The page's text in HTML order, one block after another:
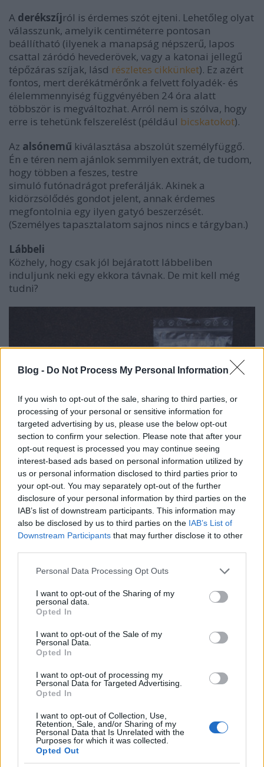
Blog - Do Not Process My Personal Information
If you wish to opt-out of the sale, sharing to third parties, or
processing of your personal or sensitive information for
targeted advertising by us, please use the below opt-out
section to confirm your selection. Please note that after your
opt-out request is processed you may continue seeing
interest-based ads based on personal information utilized by
us or personal information disclosed to third parties prior to
your opt-out. You may separately opt-out of the further
disclosure of your personal information by third parties on the
IAB’s list of downstream participants. This information may
also be disclosed by us to third parties on the IAB’s List of
Downstream Participants that may further disclose it to other
Please note that this website/app uses one or more Google
not limited to your visit or usage behaviour. You may click to
grant or deny consent to Google and its third-party tags to
use your data for below specified purposes in below Google
consent section.
Personal Data Processing Opt Outs
I want to opt-out of the Sharing of my
personal data.
Opted In
I want to opt-out of the Sale of my
Personal Data.
Opted In
I want to opt-out of processing my
Personal Data for Targeted Advertising.
Opted In
I want to opt-out of Collection, Use,
Retention, Sale, and/or Sharing of my
Personal Data that Is Unrelated with the
Purposes for which it was collected.
Opted Out
A derékszíjról is érdemes szót ejteni. Lehetőleg olyat
válasszunk, amelyik centiméterre pontosan
beállítható (ilyenek a manapság népszerű, lapos
csattal záródó hevederövek, vagy a katonai jellegű
tépőzáras szíjak, lásd részletes cikkünket). Ez azért
fontos, mert derékátmérőnk a felvett folyadék- és
élelemmennyiség függvényében 24 óra alatt
többször is megváltozhat. Arról nem is szólva, hogy
erre is tehetünk felszerelést (például bicskatokot).
Az alsónemű kiválasztása abszolút személyfüggő.
Én e téren nem ajánlok semmilyen extrát, de tudom,
hogy többen a feszes, testre
simuló futónadrágot preferálják. Akinek a
kidörzsölődés gondot jelent, annak érdemes
megfontolnia egy ilyen gatyó beszerzését.
(Személyes tapasztalatom sajnos nincs e tárgyban.)
Lábbeli
Közhely, hogy csak jól bejáratott lábbeliben
induljunk neki egy ekkora távnak. De mit kell még
tudni?
A lábbeli típusa már sok vita tárgya volt, mivel
egyesek a könnyű sport- vagy túracipőre esküsznek,
míg mások a túrabakancsok mellett teszik le a
voksukat. Megint csak saját tapasztalataimra
talpú, de nem feltétlenül a legnehezebb
túrabakancsot viseljük. Ennek oka a terep
bizony hol ilyen, hol olyan az ösvények és utak
minősége. Járunk többek között betonon, homokon
és köves vagy sáros földúton. Ja, és mindezt száz
kilométeren át. Mindezek tudatában a súly nem
olyan nagy dolog, ha a bakancs képes hatékonyan
megvédeni a lábunkat, főleg talpunkat. De persze
vannak, akik vígan elvannak egy pár futócipővel,
szóval saját tapasztalataink alapján döntsük el.
A lábbeli kényelmének fokozása érdekében javaslom